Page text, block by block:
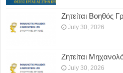
Ζητείται Βοηθός
July 30, 2026
Ζητείται
July 30, 2026